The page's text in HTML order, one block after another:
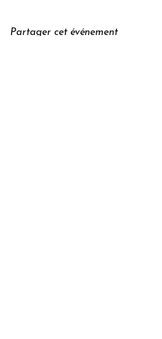
Partager cet événement